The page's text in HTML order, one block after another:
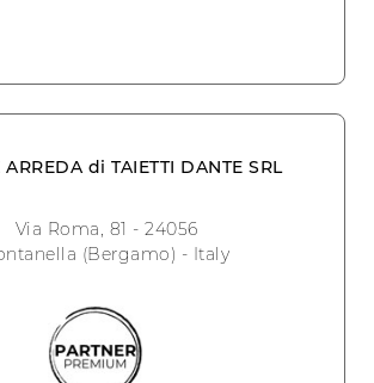
ARREDA di TAIETTI DANTE SRL
Via Roma, 81 - 24056
(Bergamo) - Italy